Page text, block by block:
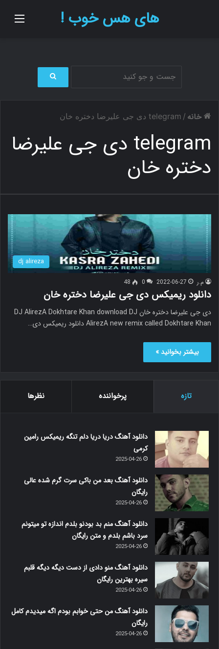
های هس خوب !
ج
ب
ر
خانه / telegram دی جی علیرضا دختره خان
telegram دی جی علیرضا
دختره خان
dj alireza
م.ر 2022-06-27
0
48
دانلود ریمیکس دی جی علیرضا دختره خان
دی جی علیرضا دختره خان DJ AlirezA Dokhtare Khan download DJ
AlirezA new remix called Dokhtare Khan دانلود ریمیکس دی…
بیشتر بخوانید »
تازه پرخواننده نظرها
دانلود آهنگ دریا دریا دلم تنگه ریمیکس رامین
کرمی
2025-04-26
دانلود آهنگ بعد من باکی سرت گرم شده عالی
رایگان
2025-04-26
دانلود آهنگ منم بد بودنو بلدم اندازه تو میتونم
سرد باشم بلدم و متن رایگان
2025-04-26
دانلود آهنگ منو دادی از دست دیگه دیگه قلبم
سیره بهترین رایگان
2025-04-26
دانلود آهنگ من حتی خوابم بودم اگه میدیدم کامل
رایگان
2025-04-26